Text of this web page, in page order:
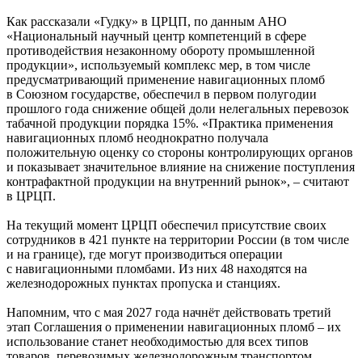
Как рассказали «Гудку» в ЦРЦП, по данным АНО
«Национальный научный центр компетенций в сфере
противодействия незаконному обороту промышленной
продукции», используемый комплекс мер, в том числе
предусматривающий применение навигационных пломб
в Союзном государстве, обеспечил в первом полугодии
прошлого года снижение общей доли нелегальных перевозок
табачной продукции порядка 15%. «Практика применения
навигационных пломб неоднократно получала
положительную оценку со стороны контролирующих органов
и показывает значительное влияние на снижение поступления
контрафактной продукции на внутренний рынок», – считают
в ЦРЦП.
На текущий момент ЦРЦП обеспечил присутствие своих
сотрудников в 421 пункте на территории России (в том числе
и на границе), где могут производиться операции
с навигационными пломбами. Из них 48 находятся на
железнодорожных пунктах пропуска и станциях.
Напомним, что с мая 2027 года начнёт действовать третий
этап Соглашения о применении навигационных пломб – их
использование станет необходимостью для всех типов